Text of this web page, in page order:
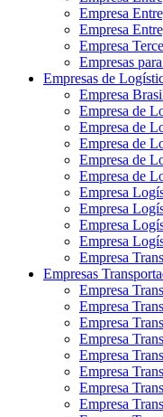
Empresa
Empresa
Empresa
Empresas
Empresas de
Empresa
Empresa de
Empresa de
Empresa de
Empresa de
Empresa de
Empresa
Empresa
Empresa
Empresa
Empresa
Empresas
Empresa
Empresa
Empresa
Empresa
Empresa
Empresa
Empresa
Empresa